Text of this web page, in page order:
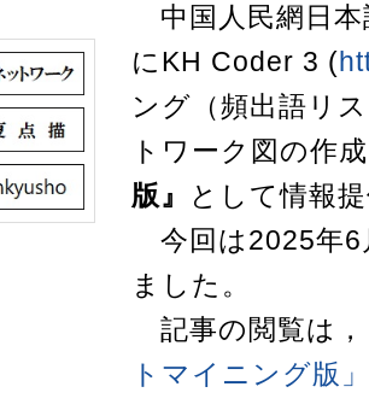
中国人民網日本
にKH Coder 3 (
ング（頻出語リ
トワーク図の作
版』
として情報
今回は2025年6
ました。
記事の閲覧は，
トマイニング版」